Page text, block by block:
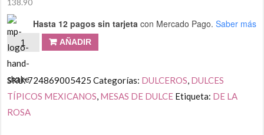
138.90
Hasta 12 pagos sin tarjeta con Mercado Pago. Saber más
AÑADIR
SKU:724869005425 Categorías: DULCEROS, DULCES
TÍPICOS MEXICANOS, MESAS DE DULCE Etiqueta: DE LA
ROSA